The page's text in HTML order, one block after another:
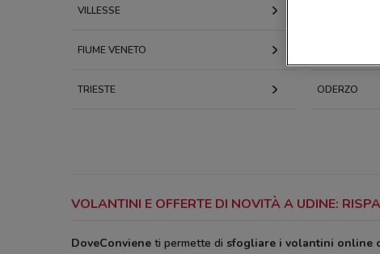
VILLESSE
FIUME VENETO
TRIESTE ODERZO
VOLANTINI E OFFERTE DI NOVITÀ A UDINE:
DoveConviene ti permette di sfogliare i volantini online